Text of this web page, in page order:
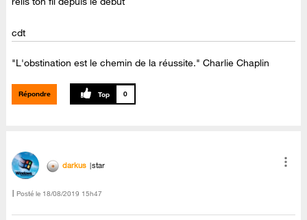
cdt
"L'obstination est le chemin de la réussite." Charlie Chaplin
Répondre 0
darkus star
Posté le ‎18/08/2019 15h47